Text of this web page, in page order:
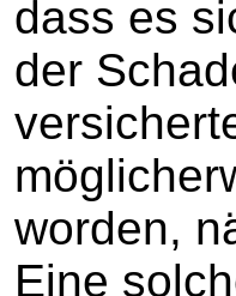
dass es
der
worden,
Eine